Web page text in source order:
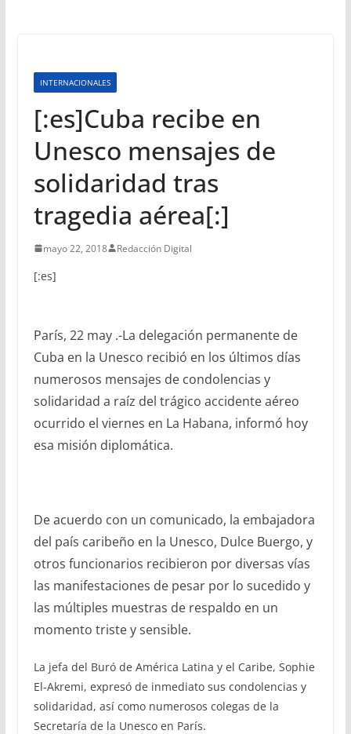
INTERNACIONALES
[:es]Cuba recibe en
Unesco mensajes de
solidaridad tras
tragedia aérea[:]
mayo 22, 2018 Redacción Digital
[:es]
París, 22 may .-La delegación permanente de
Cuba en la Unesco recibió en los últimos días
numerosos mensajes de condolencias y
solidaridad a raíz del trágico accidente aéreo
ocurrido el viernes en La Habana, informó hoy
esa misión diplomática.
De acuerdo con un comunicado, la embajadora
del país caribeño en la Unesco, Dulce Buergo, y
otros funcionarios recibieron por diversas vías
las manifestaciones de pesar por lo sucedido y
las múltiples muestras de respaldo en un
momento triste y sensible.
La jefa del Buró de América Latina y el Caribe, Sophie
El-Akremi, expresó de inmediato sus condolencias y
solidaridad, así como numerosos colegas de la
Secretaría de la Unesco en París.